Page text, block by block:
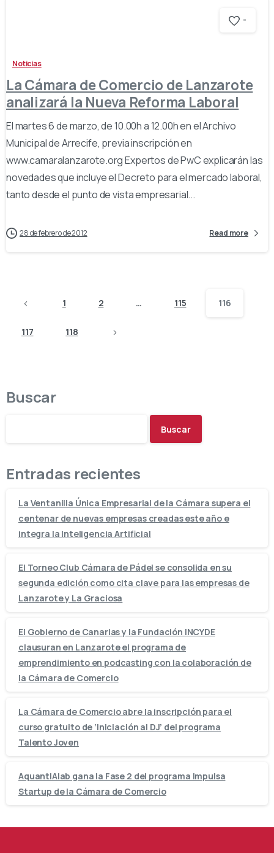
-
Noticias
La Cámara de Comercio de Lanzarote
analizará la Nueva Reforma Laboral
El martes 6 de marzo, de 10.00h a 12.00h en el Archivo
Municipal de Arrecife, previa inscripción en
www.camaralanzarote.org Expertos de PwC explicarán las
novedades que incluye el Decreto para el mercado laboral,
tanto desde el punto de vista empresarial...
28 de febrero de 2012 Read more
1 2 … 115 116
117 118
Buscar
Buscar
Entradas recientes
La Ventanilla Única Empresarial de la Cámara supera el
centenar de nuevas empresas creadas este año e
integra la Inteligencia Artificial
El Torneo Club Cámara de Pádel se consolida en su
segunda edición como cita clave para las empresas de
Lanzarote y La Graciosa
El Gobierno de Canarias y la Fundación INCYDE
clausuran en Lanzarote el programa de
emprendimiento en podcasting con la colaboración de
la Cámara de Comercio
La Cámara de Comercio abre la inscripción para el
curso gratuito de ‘Iniciación al DJ’ del programa
Talento Joven
AquantIAlab gana la Fase 2 del programa Impulsa
Startup de la Cámara de Comercio